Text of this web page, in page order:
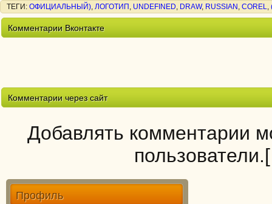
ТЕГИ : ОФИЦИАЛЬНЫЙ), ЛОГОТИП , UNDEFINED, DRAW, RUSSIAN , COREL,
Комментарии Вконтакте
Комментарии через сайт
Добавлять комментарии
пользователи.
Профиль